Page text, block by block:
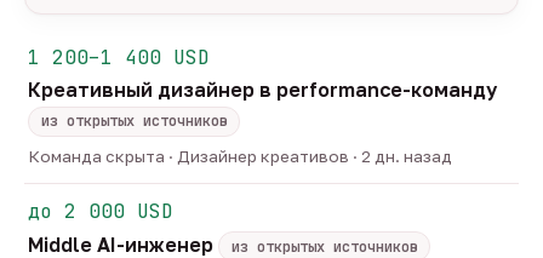
удалённо 550 гибрид
ГРЕЙД
junior44 middle252
head 23
только с зарплатой
ArbiHunter, Партнёркин и ATS-площадки
(Greenhouse, Himalayas и другие).
Разбор:нейронка разбирает сырец каждые 30
минут — роль, вертикаль, формат, вилка, грейд.
Скам-фильтр:
без предоплат и взносов, без
обещаний гарантированного дохода, без увода в
Свежесть:протухшее удаляется автоматически
через 30 дней.
1 200–1 400 USD
Креативный дизайнер в performance-команду
из открытых источников
Команда скрыта · Дизайнер креативов · 2 дн. назад
до 2 000 USD
Middle AI-инженер
из открытых источников